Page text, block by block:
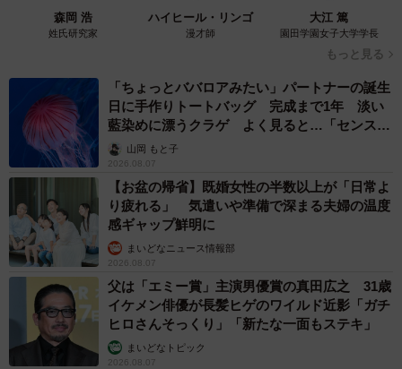
森岡 浩
姓氏研究家
ハイヒール・リンゴ
漫才師
大江 篤
園田学園女子大学学長
もっと見る
「ちょっとババロアみたい」パートナーの誕生
日に手作りトートバッグ 完成まで1年 淡い
藍染めに漂うクラゲ よく見ると…「センスす
ごい」山岡 もと子
2026.08.07
【お盆の帰省】既婚女性の半数以上が「日常よ
り疲れる」 気遣いや準備で深まる夫婦の温度
感ギャップ鮮明に
まいどなニュース情報部
2026.08.07
父は「エミー賞」主演男優賞の真田広之 31歳
イケメン俳優が長髪ヒゲのワイルド近影「ガチ
ヒロさんそっくり」「新たな一面もステキ」
まいどなトピック
2026.08.07